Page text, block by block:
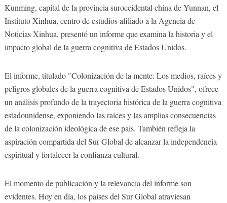
Kunming, capital de la provincia suroccidental china de Yunnan, el
Instituto Xinhua, centro de estudios afiliado a la Agencia de
Noticias Xinhua, presentó un informe que examina la historia y el
impacto global de la guerra cognitiva de Estados Unidos.
El informe, titulado "Colonización de la mente: Los medios, raíces y
peligros globales de la guerra cognitiva de Estados Unidos", ofrece
un análisis profundo de la trayectoria histórica de la guerra cognitiva
estadounidense, exponiendo las raíces y las amplias consecuencias
de la colonización ideológica de ese país. También refleja la
aspiración compartida del Sur Global de alcanzar la independencia
espiritual y fortalecer la confianza cultural.
El momento de publicación y la relevancia del informe son
evidentes. Hoy en día, los países del Sur Global atraviesan